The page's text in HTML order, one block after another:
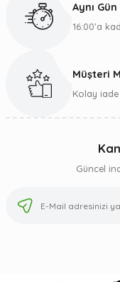
Aynı
16:00’a
Müşteri
Kolay iade
Güncel